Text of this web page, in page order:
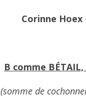
Corinne Hoex
B comme BÉTAIL,
(somme de